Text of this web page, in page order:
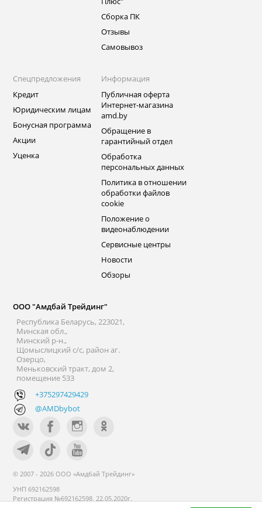
Сборка ПК
Отзывы
Самовывоз
Спецпредложения
Кредит
Юридическим лицам
Бонусная программа
Акции
Уценка
Информация
Публичная оферта
Интернет-магазина
amd.by
Обращение в
гарантийный отдел
Обработка
персональных данных
Политика в отношении
обработки файлов
cookie
Положение о
видеонаблюдении
Сервисные центры
Новости
Обзоры
ООО "Амдбай Трейдинг"
Республика Беларусь, 223021,
Минская обл.,
Минский р-н.,
Щомыслицкий с/с, район аг.
Озерцо,
Меньковский тракт, дом 2,
помещение 533
+375297429429
@AMDbybot
© 2007 - 2026 ООО «Амдбай Трейдинг»
УНП 692162598
Регистрация №692162598, 22.05.2020г.